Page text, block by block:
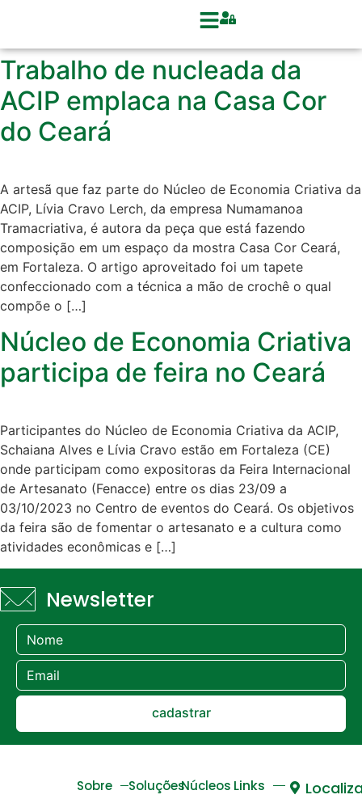
Trabalho de nucleada da
ACIP emplaca na Casa Cor
do Ceará
A artesã que faz parte do Núcleo de Economia Criativa da
ACIP, Lívia Cravo Lerch, da empresa Numamanoa
Tramacriativa, é autora da peça que está fazendo
composição em um espaço da mostra Casa Cor Ceará,
em Fortaleza. O artigo aproveitado foi um tapete
confeccionado com a técnica a mão de crochê o qual
compõe o […]
Núcleo de Economia Criativa
participa de feira no Ceará
Participantes do Núcleo de Economia Criativa da ACIP,
Schaiana Alves e Lívia Cravo estão em Fortaleza (CE)
onde participam como expositoras da Feira Internacional
de Artesanato (Fenacce) entre os dias 23/09 a
03/10/2023 no Centro de eventos do Ceará. Os objetivos
da feira são de fomentar o artesanato e a cultura como
atividades econômicas e […]
Newsletter
cadastrar
Sobre SoluçõesNúcleos Links